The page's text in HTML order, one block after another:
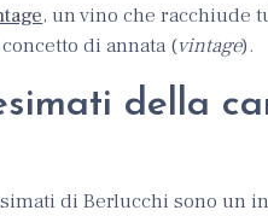
, un vino che racchiude
di annata (vintage).
della
di Berlucchi sono un